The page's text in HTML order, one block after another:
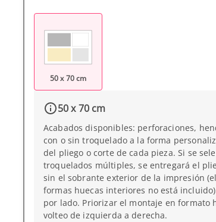
50 x 70 cm
50 x 70 cm
Acabados disponibles: perforaciones,
con o sin troquelado a la forma
del pliego o corte de cada pieza. Si se
troquelados múltiples, se entregará el
sin el sobrante exterior de la impresión
formas huecas interiores no está
por lado. Priorizar el montaje en formato
volteo de izquierda a derecha.